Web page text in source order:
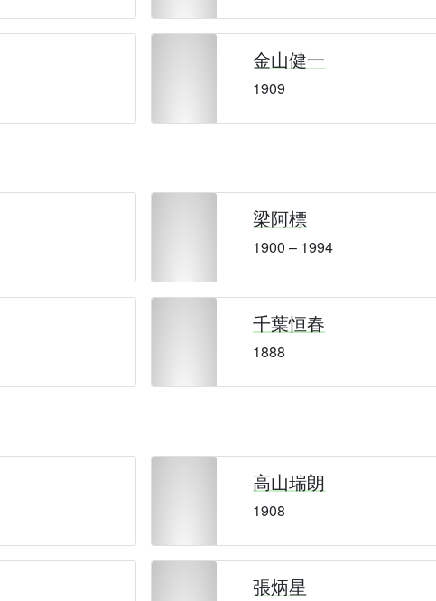
金山健一
1909
梁阿標
1900 – 1994
千葉恒春
1888
高山瑞朗
1908
張炳星